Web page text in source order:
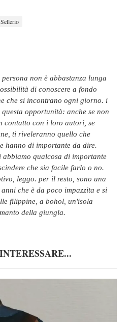
Sellerio
di conoscere a fondo
che si incontrano ogni giorno. i
opportunità: anche se non
contatto con i loro autori, se
ti riveleranno quello che
hanno di importante da dire.
abbiamo qualcosa di importante
che sia facile farlo o no.
leggo. per il resto, sono una
che è da poco impazzita e si
filippine, a bohol, un'isola
della giungla.